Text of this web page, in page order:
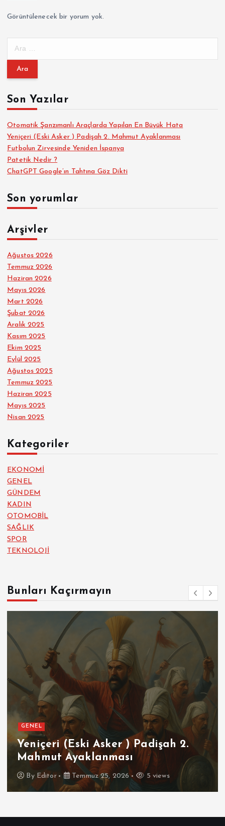
Görüntülenecek bir yorum yok.
m
:Son Yazılar
Otomatik Şanzımanlı Araçlarda Yapılan En Büyük Hata
Yeniçeri (Eski Asker ) Padişah 2. Mahmut Ayaklanması
Futbolun Zirvesinde Yeniden İspanya
Patetik Nedir ?
ChatGPT Google’ın Tahtına Göz Dikti
Son yorumlar
Arşivler
Ağustos 2026
Temmuz 2026
Haziran 2026
Mayıs 2026
Mart 2026
Şubat 2026
Aralık 2025
Kasım 2025
Ekim 2025
Eylül 2025
Ağustos 2025
Temmuz 2025
Haziran 2025
Mayıs 2025
Nisan 2025
Kategoriler
EKONOMİ
GENEL
GÜNDEM
KADIN
OTOMOBİL
SAĞLIK
SPOR
TEKNOLOJİ
Bunları Kaçırmayın
(Eski Asker ) Padişah 2.
Ayaklanması
Editor Temmuz 25, 2026 5 views